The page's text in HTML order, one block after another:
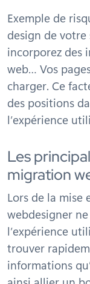
Exemple de
design de
incorporez des
web… Vos
charger. Ce
des positions
l’expérience
Les
migration
Lors de la mise
webdesigner
l’expérience
trouver
informations